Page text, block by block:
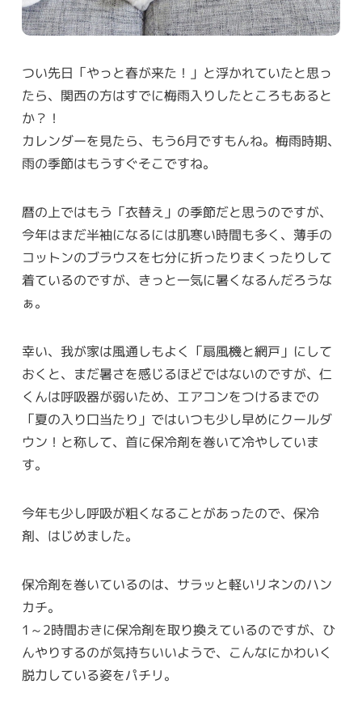
つい先日「やっと春が来た！」と浮かれていたと思っ
たら、関西の方はすでに梅雨入りしたところもあると
か？！
カレンダーを見たら、もう6月ですもんね。梅雨時期、
雨の季節はもうすぐそこですね。
暦の上ではもう「衣替え」の季節だと思うのですが、
今年はまだ半袖になるには肌寒い時間も多く、薄手の
コットンのブラウスを七分に折ったりまくったりして
着ているのですが、きっと一気に暑くなるんだろうな
ぁ。
幸い、我が家は風通しもよく「扇風機と網戸」にして
おくと、まだ暑さを感じるほどではないのですが、仁
くんは呼吸器が弱いため、エアコンをつけるまでの
「夏の入り口当たり」ではいつも少し早めにクールダ
ウン！と称して、首に保冷剤を巻いて冷やしていま
す。
今年も少し呼吸が粗くなることがあったので、保冷
剤、はじめました。
保冷剤を巻いているのは、サラッと軽いリネンのハン
カチ。
1～2時間おきに保冷剤を取り換えているのですが、ひ
んやりするのが気持ちいいようで、こんなにかわいく
脱力している姿をパチリ。